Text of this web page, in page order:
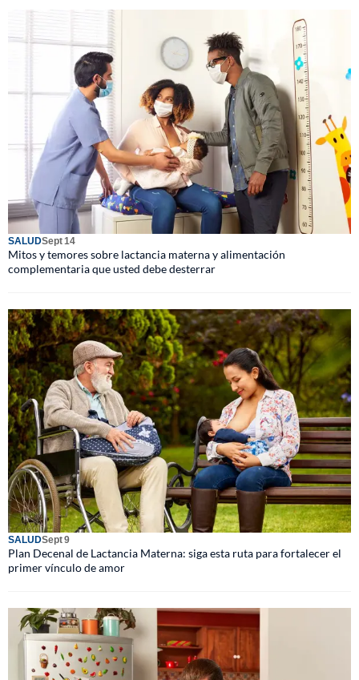
SALUDSept 14
Mitos y temores sobre lactancia materna y alimentación
complementaria que usted debe desterrar
SALUDSept 9
Plan Decenal de Lactancia Materna: siga esta ruta para fortalecer el
primer vínculo de amor